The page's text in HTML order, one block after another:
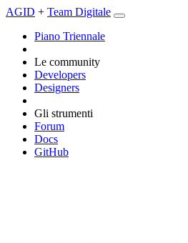
AGID + Team Digitale
Piano Triennale
Le community
Developers
Designers
Gli strumenti
Forum
Docs
GitHub